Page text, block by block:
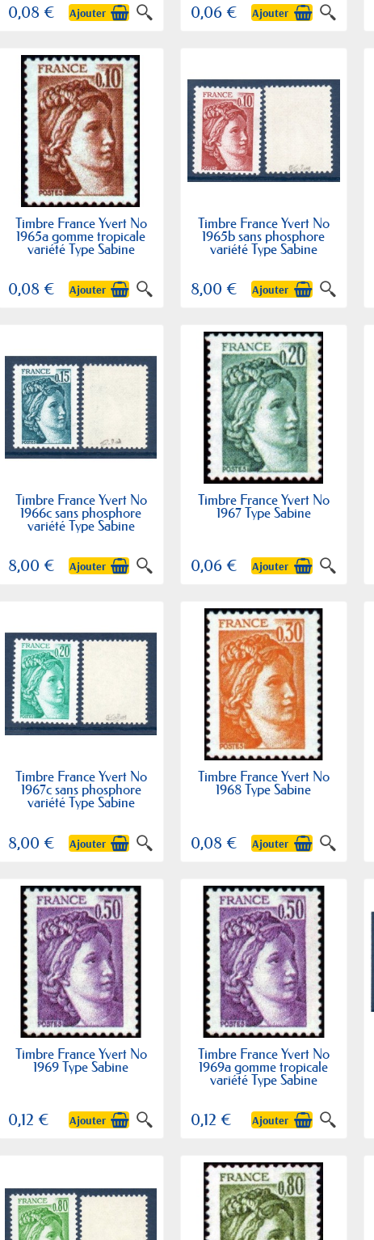
0,08 € Ajouter 0,06 € Ajouter
Timbre France Yvert No
1965a gomme tropicale
variété Type Sabine
0,08 € Ajouter
Timbre France Yvert No
1965b sans phosphore
variété Type Sabine
8,00 € Ajouter
Timbre France Yvert No
1966c sans phosphore
variété Type Sabine
8,00 € Ajouter
Timbre France Yvert No
1967 Type Sabine
0,06 € Ajouter
Timbre France Yvert No
1967c sans phosphore
variété Type Sabine
8,00 € Ajouter
Timbre France Yvert No
1968 Type Sabine
0,08 € Ajouter
Timbre France Yvert No
1969 Type Sabine
0,12 € Ajouter
Timbre France Yvert No
1969a gomme tropicale
variété Type Sabine
0,12 € Ajouter